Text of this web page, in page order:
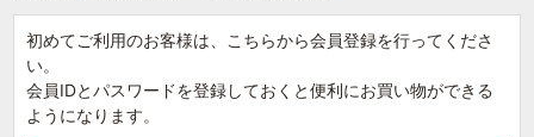
初めてご利用のお客様は、こちらから会員登録を行ってくださ
い。
会員IDとパスワードを登録しておくと便利にお買い物ができる
ようになります。